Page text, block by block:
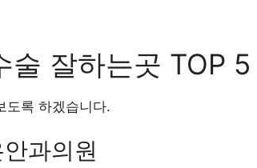
술 잘하는곳 TOP 5
도록 하겠습니다.
과의원